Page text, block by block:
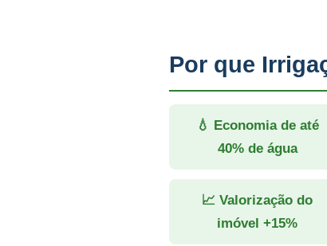
Por que
💧 Economia de até
40% de água
📈 Valorização do
imóvel +15%